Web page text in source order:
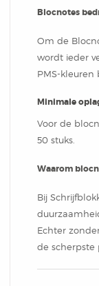
Blocnotes
Om de
wordt ieder
PMS-kleuren
Minimale
Voor de
50 stuks.
Waarom
Bij
Echter
de scherpste